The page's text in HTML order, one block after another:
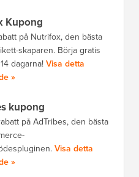
Kupong
på Nutrifox, den bästa
skaparen. Börja gratis
dagarna!Visa detta
»
kupong
på AdTribes, den bästa
Visa detta
»